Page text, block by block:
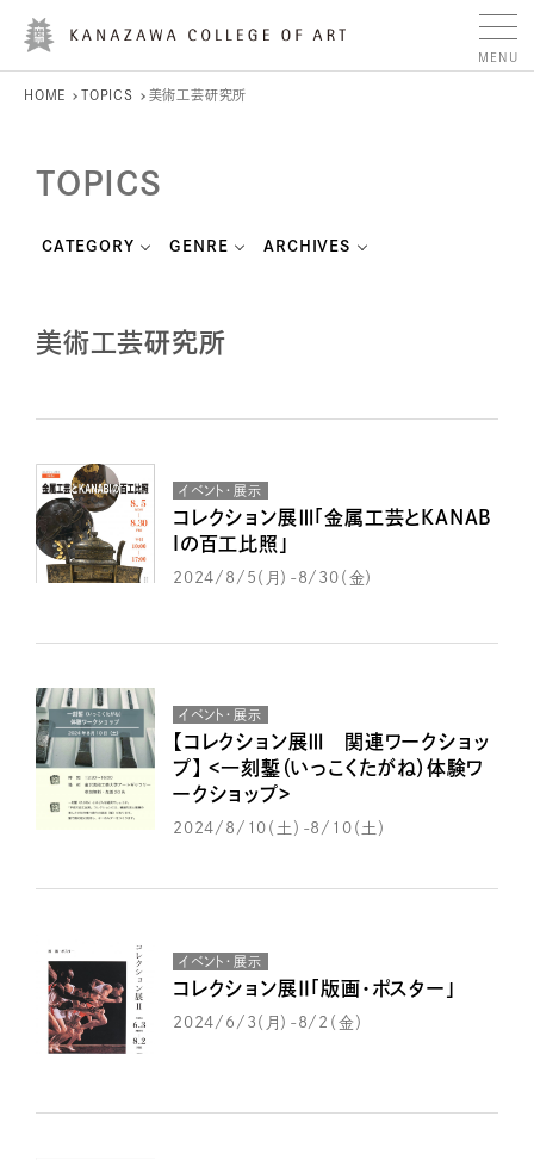
HOME TOPICS 美術工芸研究所
TOPICS
CATEGORY GENRE ARCHIVES
美術工芸研究所
イベント・展示
コレクション展Ⅲ「金属工芸とKANAB
Iの百工比照」
2024/8/5（月）-8/30（金）
イベント・展示
【コレクション展Ⅲ 関連ワークショッ
プ】 <一刻鏨（いっこくたがね）体験ワ
ークショップ>
2024/8/10（土）-8/10（土）
イベント・展示
コレクション展Ⅱ「版画・ポスター」
2024/6/3（月）-8/2（金）